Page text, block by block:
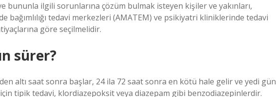
bununla ilgili sorunlarına çözüm bulmak isteyen kişiler ve yakınları,
bağımlılığı tedavi merkezleri (AMATEM) ve psikiyatri kliniklerinde tedavi
göre seçilmelidir.
sürer?
altı saat sonra başlar, 24 ila 72 saat sonra en kötü hale gelir ve yedi gün
tipik tedavi, klordiazepoksit veya diazepam gibi benzodiazepinlerdir.